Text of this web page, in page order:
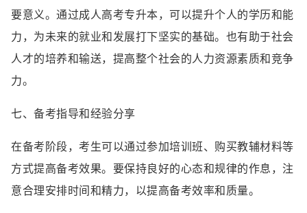
要意义。通过成人高考专升本，可以提升个人的学历和能
力，为未来的就业和发展打下坚实的基础。也有助于社会
人才的培养和输送，提高整个社会的人力资源素质和竞争
力。
七、备考指导和经验分享
在备考阶段，考生可以通过参加培训班、购买教辅材料等
方式提高备考效果。要保持良好的心态和规律的作息，注
意合理安排时间和精力，以提高备考效率和质量。